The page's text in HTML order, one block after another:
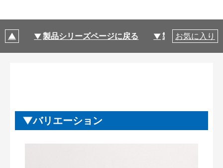
製品シリーズページに戻る 製品仕様
お気に入り
バリエーション